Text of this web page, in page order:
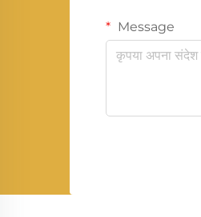
Message